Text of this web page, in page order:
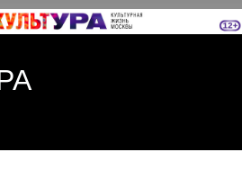
к основному